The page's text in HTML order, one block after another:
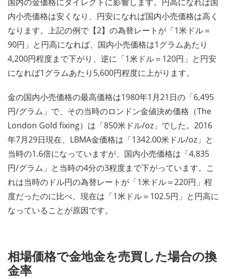
内小売価格は安くなり、円安になれば国内小売価格は高く
なります。上記の例で【2】の為替レートが「1米ドル＝
90円」と円高になれば、国内小売価格は1グラムあたり
4,200円程度まで下がり、逆に「1米ドル＝120円」と円安
になれば1グラムあたり5,600円程度に上がります。
金の国内小売価格の最高価格は1980年1月21日の「6,495
円/グラム」で、その当時のロンドン金値決め価格（The
London Gold fixing）は「850米ドル/oz」でした。2016
年7月29日現在、LBMA金価格は「1342.00米ドル/oz」と
当時の1.6倍になっていますが、国内小売価格は「4,835
円/グラム」と当時の4分の3程度まで下がっています。こ
れは当時のドル円の為替レートが「1米ドル＝220円」程
度だったのに比べ、現在は「1米ドル＝102.5円」と円高に
なっていることが原因です。
相場価格で金地金を売買した場合の換
金率